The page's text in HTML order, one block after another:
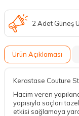
2 Adet Güneş
Ürün Açıklaması
Kerastase Couture
Hacim veren
yapısıyla saçları
etkisi sağlamaya